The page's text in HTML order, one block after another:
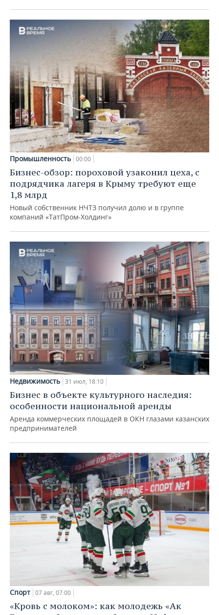
Промышленность 00:00
Бизнес-обзор: пороховой узаконил цеха, с
подрядчика лагеря в Крыму требуют еще
1,8 млрд
Новый собственник НЧТЗ получил долю и в группе
компаний «ТатПром-Холдинг»
Недвижимость 31 июл, 18:10
Бизнес в объекте культурного наследия:
особенности национальной аренды
Аренда коммерческих площадей в ОКН глазами казанских
предпринимателей
Спорт 07 авг, 07:00
«Кровь с молоком»: как молодежь «Ак